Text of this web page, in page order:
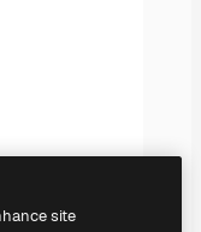
site